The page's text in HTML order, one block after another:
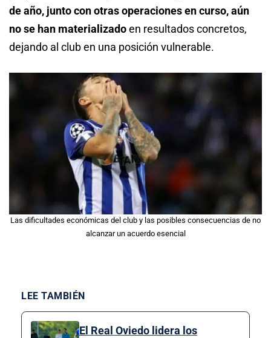
de año, junto con otras operaciones en curso, aún
no se han materializadoen resultados concretos,
dejando al club en una posición vulnerable.
Las dificultades económicas del club y las posibles consecuencias de no
alcanzar un acuerdo esencial
LEE TAMBIÉN
El Real Oviedo lidera los